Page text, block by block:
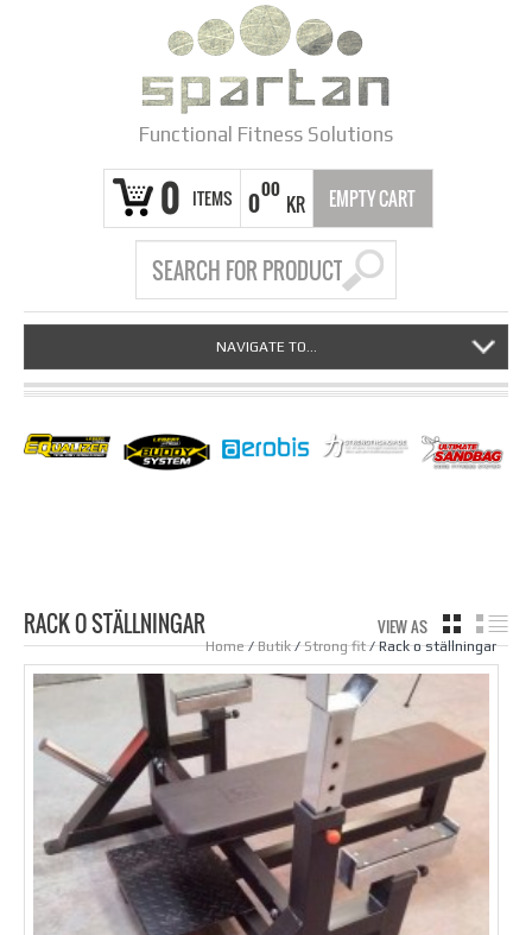
Functional Fitness Solutions
0 ITEMS 000
KR EMPTY CART
NAVIGATE TO...
RACK O STÄLLNINGAR VIEW AS GRID
Home/Butik/Strong fit/ Rack o ställningar